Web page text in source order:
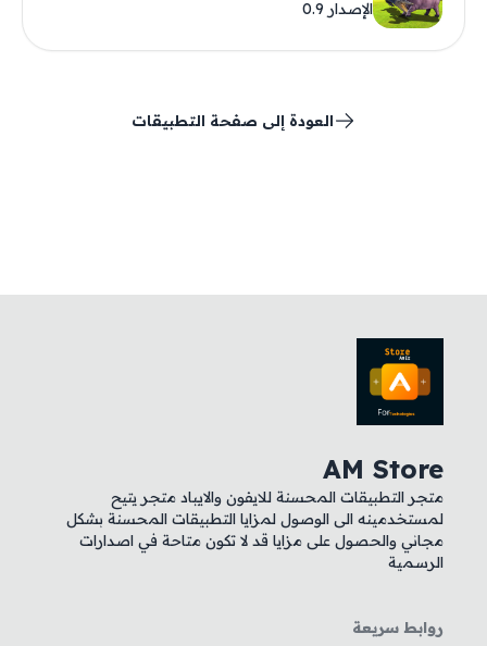
الإصدار 0.9
العودة إلى صفحة التطبيقات
AM Store
متجر التطبيقات المحسنة للايفون والايباد متجر يتيح
لمستخدمينه الى الوصول لمزايا التطبيقات المحسنة بشكل
مجاني والحصول على مزايا قد لا تكون متاحة في اصدارات
الرسمية
روابط سريعة